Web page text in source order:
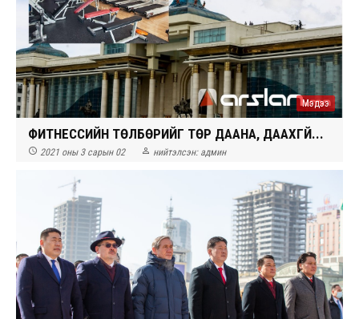
Мэдээ
ФИТНЕССИЙН ТӨЛБӨРИЙГ ТӨР ДААНА, ДААХГҮЙ...
 2021 оны 3 сарын 02  нийтэлсэн: админ